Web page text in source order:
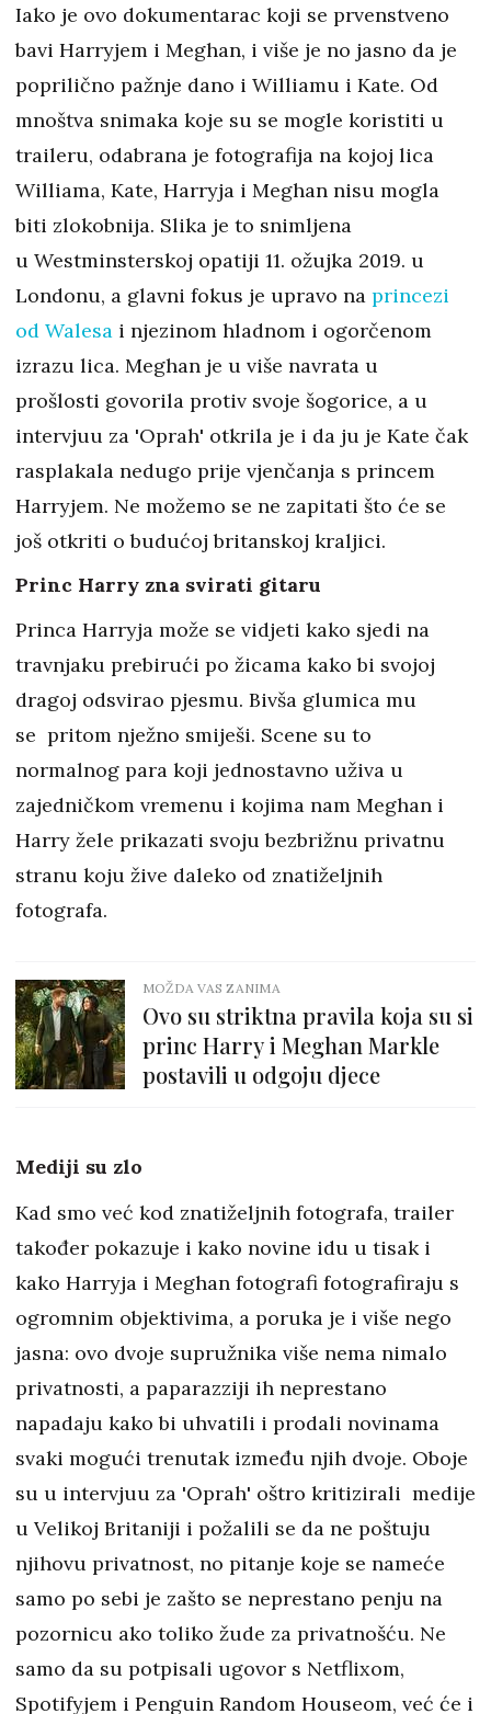
Iako je ovo dokumentarac koji se prvenstveno
bavi Harryjem i Meghan, i više je no jasno da je
poprilično pažnje dano i Williamu i Kate. Od
mnoštva snimaka koje su se mogle koristiti u
traileru, odabrana je fotografija na kojoj lica
Williama, Kate, Harryja i Meghan nisu mogla
biti zlokobnija. Slika je to snimljena
u Westminsterskoj opatiji 11. ožujka 2019. u
Londonu, a glavni fokus je upravo na princezi
od Walesa i njezinom hladnom i ogorčenom
izrazu lica. Meghan je u više navrata u
prošlosti govorila protiv svoje šogorice, a u
intervjuu za 'Oprah' otkrila je i da ju je Kate čak
rasplakala nedugo prije vjenčanja s princem
Harryjem. Ne možemo se ne zapitati što će se
još otkriti o budućoj britanskoj kraljici.
Princ Harry zna svirati gitaru
Princa Harryja može se vidjeti kako sjedi na
travnjaku prebirući po žicama kako bi svojoj
dragoj odsvirao pjesmu. Bivša glumica mu
se pritom nježno smiješi. Scene su to
normalnog para koji jednostavno uživa u
zajedničkom vremenu i kojima nam Meghan i
Harry žele prikazati svoju bezbrižnu privatnu
stranu koju žive daleko od znatiželjnih
fotografa.
MOŽDA VAS ZANIMA
Ovo su striktna pravila koja su si
princ Harry i Meghan Markle
postavili u odgoju djece
Mediji su zlo
Kad smo već kod znatiželjnih fotografa, trailer
također pokazuje i kako novine idu u tisak i
kako Harryja i Meghan fotografi fotografiraju s
ogromnim objektivima, a poruka je i više nego
jasna: ovo dvoje supružnika više nema nimalo
privatnosti, a paparazziji ih neprestano
napadaju kako bi uhvatili i prodali novinama
svaki mogući trenutak između njih dvoje. Oboje
su u intervjuu za 'Oprah' oštro kritizirali medije
u Velikoj Britaniji i požalili se da ne poštuju
njihovu privatnost, no pitanje koje se nameće
samo po sebi je zašto se neprestano penju na
pozornicu ako toliko žude za privatnošću. Ne
samo da su potpisali ugovor s Netflixom,
Spotifyjem i Penguin Random Houseom, već će i